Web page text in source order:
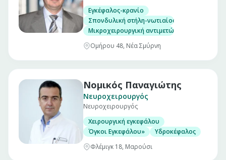
Εγκέφαλος-κρανίο
Σπονδυλική στήλη-νωτιαίος μυελός
Μικροχειρουργική αντιμετώπιση όγκων,
Ομήρου 48, Νέα Σμύρνη
Νομικός Παναγιώτης
Νευροχειρουργός
Νευροχειρουργός
Χειρουργική εγκεφάλου
Όγκοι Εγκεφάλου»
Υδροκέφαλος
Φλέμιγκ 18, Μαρούσι